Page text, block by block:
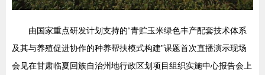
由国家重点研发计划支持的“青贮玉米绿色丰产配套技术体系
及其与养殖促进协作的种养帮扶模式构建”课题首次直播演示现场
会见在甘肃临夏回族自治州地行政区划项目组织实施中心报告会上